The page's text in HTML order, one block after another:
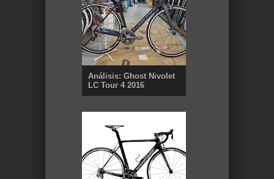
Análisis: Ghost Nivolet
LC Tour 4 2016